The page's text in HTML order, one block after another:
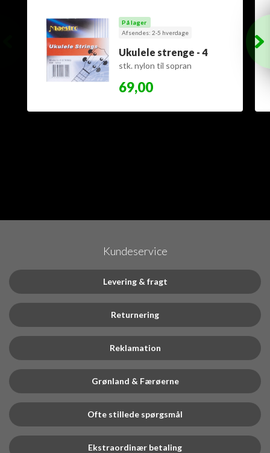
På lager
Afsendes: 2-5 hverdage
Ukulele strenge - 4
stk. nylon til sopran
69,00
Kundeservice
Levering & fragt
Returnering
Reklamation
Grønland & Færøerne
Ofte stillede spørgsmål
Ekstraordinær betaling